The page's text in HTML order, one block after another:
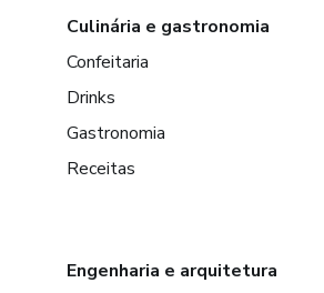
Culinária e gastronomia
Confeitaria
Drinks
Gastronomia
Receitas
Engenharia e arquitetura